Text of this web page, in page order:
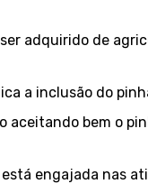
adquirido de
a inclusão do
aceitando bem o
engajada nas